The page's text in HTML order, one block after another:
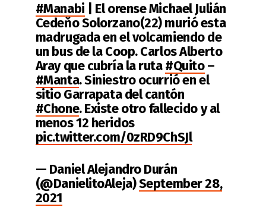
#Manabi | El orense Michael Julián
Cedeňo Solorzano(22) murió esta
madrugada en el volcamiendo de
un bus de la Coop. Carlos Alberto
Aray que cubría la ruta#Quito–
#Manta. Siniestro ocurrió en el
sitio Garrapata del cantón
#Chone. Existe otro fallecido y al
menos 12 heridos
pic.twitter.com/0zRD9ChSJl
— Daniel Alejandro Durán
(@DanielitoAleja)September 28,
2021